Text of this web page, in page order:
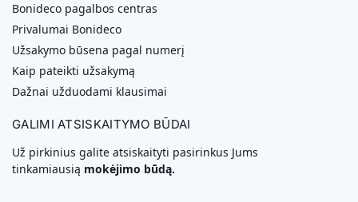
Bonideco pagalbos centras
Privalumai Bonideco
Užsakymo būsena pagal numerį
Kaip pateikti užsakymą
Dažnai užduodami klausimai
GALIMI ATSISKAITYMO BŪDAI
Už pirkinius galite atsiskaityti pasirinkus Jums
tinkamiausią mokėjimo būdą.